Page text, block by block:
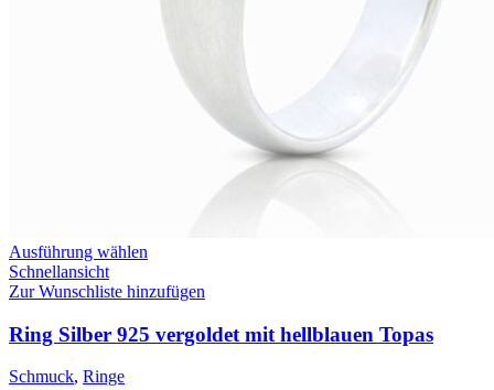
Ausführung wählen
weist
Varianten
auf.
Schnellansicht
Zur Wunschliste hinzufügen
Ring Silber 925 vergoldet mit hellblauen Topas
Schmuck, Ringe